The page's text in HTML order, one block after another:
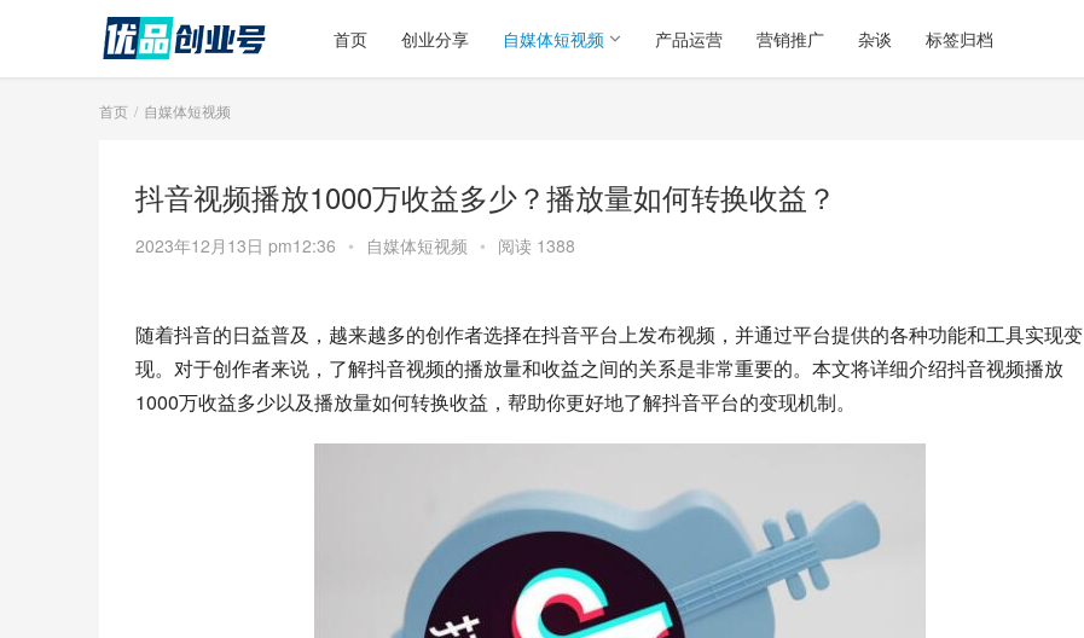
首页 创业分享 自媒体短视频 产品运营 营销推广 杂谈 标签归档
首页 自媒体短视频
抖音视频播放1000万收益多少？播放量如何转换收益？
2023年12月13日 pm12:36 • 自媒体短视频 • 阅读 1388
随着抖音的日益普及，越来越多的创作者选择在抖音平台上发布视频，并通过平台提供的各种功能和工具实现变
现。对于创作者来说，了解抖音视频的播放量和收益之间的关系是非常重要的。本文将详细介绍抖音视频播放
1000万收益多少以及播放量如何转换收益，帮助你更好地了解抖音平台的变现机制。